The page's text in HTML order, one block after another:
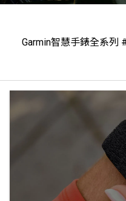
Garmin智慧手錶全系列